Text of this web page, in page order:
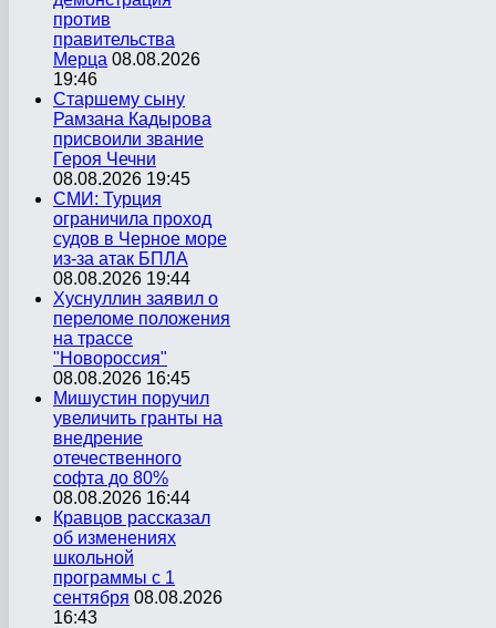
против
правительства
Мерца 08.08.2026
19:46
Старшему сыну
Рамзана Кадырова
присвоили звание
Героя Чечни
08.08.2026 19:45
СМИ: Турция
ограничила проход
судов в Черное море
из-за атак БПЛА
08.08.2026 19:44
Хуснуллин заявил о
переломе положения
на трассе
"Новороссия"
08.08.2026 16:45
Мишустин поручил
увеличить гранты на
внедрение
отечественного
софта до 80%
08.08.2026 16:44
Кравцов рассказал
об изменениях
школьной
программы с 1
сентября 08.08.2026
16:43